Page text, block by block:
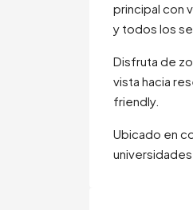
principal con
y todos los
Disfruta de
vista hacia
friendly.
Ubicado en